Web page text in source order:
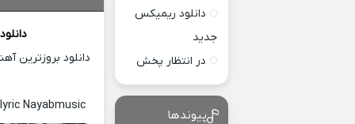
دانلود بروزترین
Nayabmusic
دانلود ریمیکس
جدید
در انتظار پخش
پیوندها